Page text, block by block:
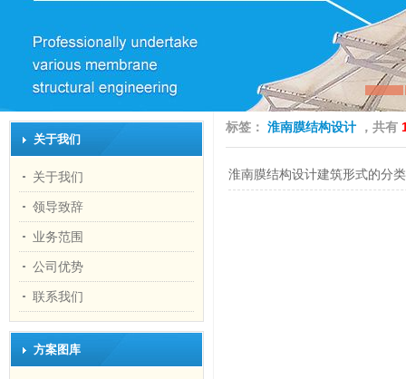
关于我们
关于我们
领导致辞
业务范围
公司优势
联系我们
方案图库
标签： 淮南膜结构设计 ，共有
淮南膜结构设计建筑形式的分